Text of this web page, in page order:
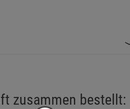
zusammen bestellt: